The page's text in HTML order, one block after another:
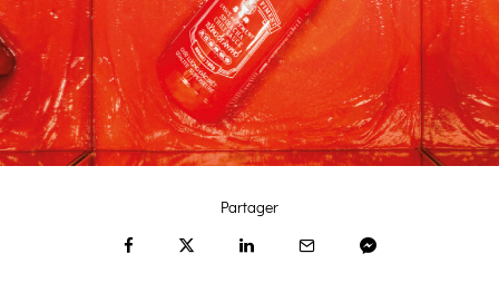
Partager